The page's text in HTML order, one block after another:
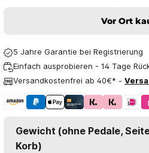
Vor Ort
5 Jahre Garantie bei Registrierung
Einfach ausprobieren - 14 Tage
Versandkostenfrei ab 40€* -
Gewicht (ohne Pedale,
Korb)